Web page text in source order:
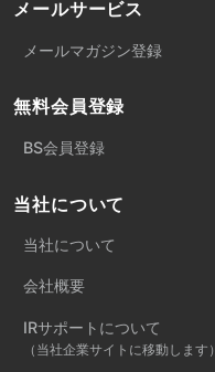
メールサービス
メールマガジン登録
無料会員登録
BS会員登録
当社について
当社について
会社概要
IRサポートについて
（当社企業サイトに移動します）